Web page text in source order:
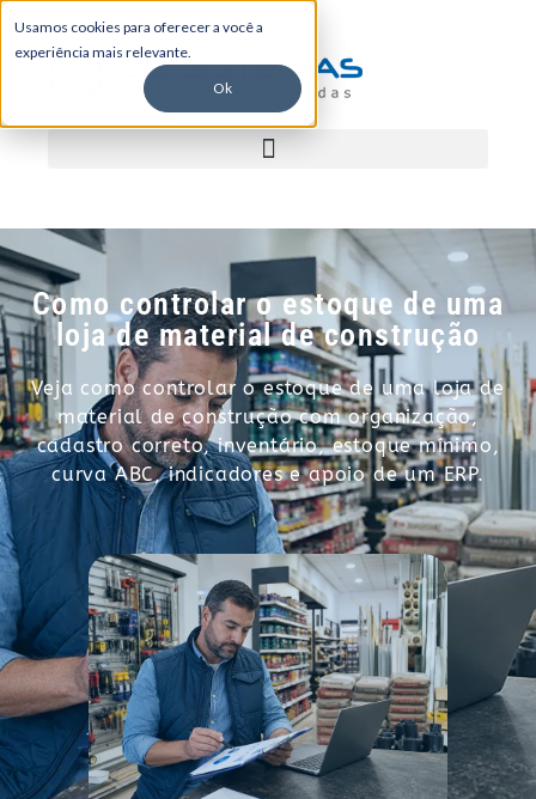
Usamos cookies para oferecer a você a
experiência mais relevante.
Ok
Como controlar o estoque de uma
loja de material de construção
Veja como controlar o estoque de uma loja de
material de construção com organização,
cadastro correto, inventário, estoque mínimo,
curva ABC, indicadores e apoio de um ERP.